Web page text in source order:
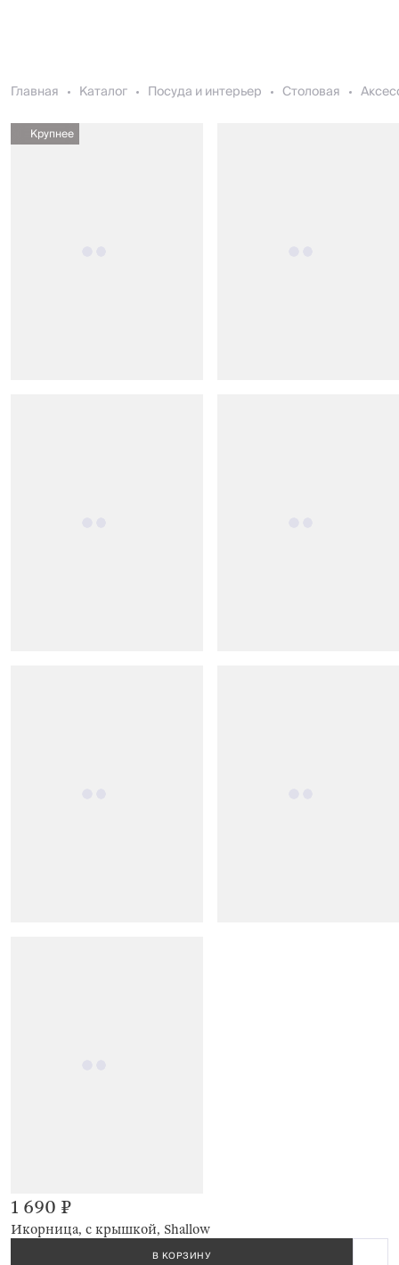
Главная Каталог Посуда и интерьер Столовая
Крупнее
Икорница, с крышкой, Shallow
1 690 ₽
В КОРЗИНУ